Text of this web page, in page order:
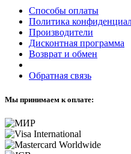
Способы оплаты
Политика
Производители
Дисконтная программа
Возврат и обмен
Обратная связь
Мы принимаем к оплате: